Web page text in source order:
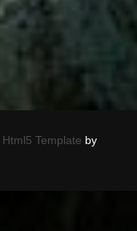
Html5 Template by